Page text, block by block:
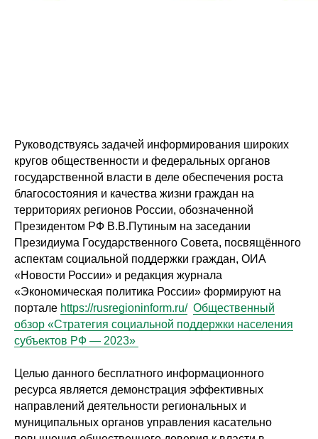
Руководствуясь задачей информирования широких
кругов общественности и федеральных органов
государственной власти в деле обеспечения роста
благосостояния и качества жизни граждан на
территориях регионов России, обозначенной
Президентом РФ В.В.Путиным на заседании
Президиума Государственного Совета, посвящённого
аспектам социальной поддержки граждан, ОИА
«Новости России» и редакция журнала
«Экономическая политика России» формируют на
портале https://rusregioninform.ru/ Общественный
обзор «Стратегия социальной поддержки населения
субъектов РФ — 2023»
Целью данного бесплатного информационного
ресурса является демонстрация эффективных
направлений деятельности региональных и
муниципальных органов управления касательно